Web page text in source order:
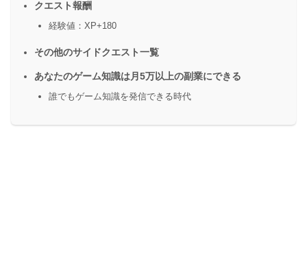
クエスト報酬
経験値：XP+180
その他のサイドクエスト一覧
あなたのゲーム知識は月5万以上の副業にできる
誰でもゲーム知識を発信できる時代